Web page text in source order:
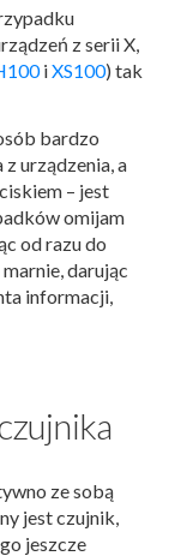
z serii X,
iXS100) tak
bardzo
urządzenia, a
– jest
omijam
od razu do
darując
informacji,
ze sobą
jest czujnik,
jeszcze